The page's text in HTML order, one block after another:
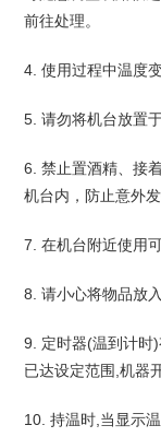
前往处理。
4. 使用过程中温度
5. 请勿将机台放置
6. 禁止置酒精、接
机台内，防止意外发
7. 在机台附近使用
8. 请小心将物品放
9. 定时器(温到计时
已达设定范围,机器
10. 持温时,当显示